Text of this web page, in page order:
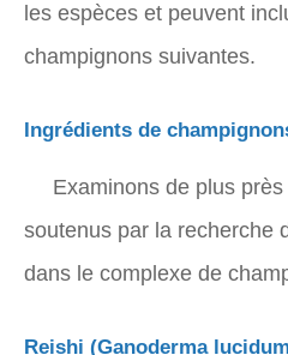
les espèces et peuvent
champignons suivantes.
Ingrédients de
Examinons de plus
soutenus par la recherche
dans le complexe de
Reishi (Ganoderma lucidum